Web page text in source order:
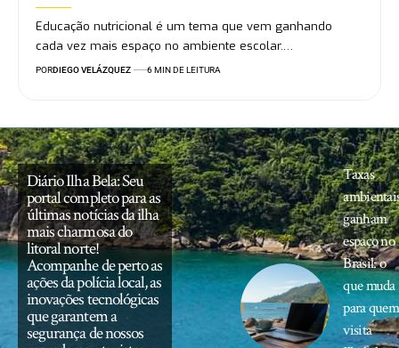
Educação nutricional é um tema que vem ganhando
cada vez mais espaço no ambiente escolar.…
PORDIEGO VELÁZQUEZ 6 MIN DE LEITURA
Diário Ilha Bela: Seu
portal completo para as
últimas notícias da ilha
mais charmosa do
litoral norte!
Acompanhe de perto as
ações da polícia local, as
inovações tecnológicas
que garantem a
segurança de nossos
Taxas
ganham
espaço no
Brasil: o
que muda
para quem
visita